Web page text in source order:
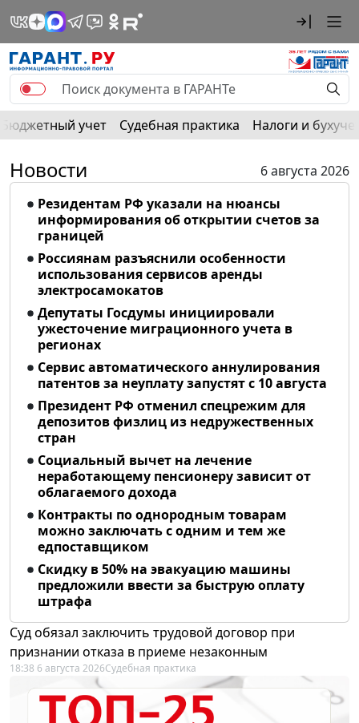
Бюджетный учет Судебная практика Налоги и
Новости
6 августа 2026
Резидентам РФ указали на нюансы
информирования об открытии счетов за
границей
Россиянам разъяснили особенности
использования сервисов аренды
электросамокатов
Депутаты Госдумы инициировали
ужесточение миграционного учета в
регионах
Сервис автоматического аннулирования
патентов за неуплату запустят с 10 августа
Президент РФ отменил спецрежим для
депозитов физлиц из недружественных
стран
Социальный вычет на лечение
неработающему пенсионеру зависит от
облагаемого дохода
Контракты по однородным товарам
можно заключать с одним и тем же
едпоставщиком
Скидку в 50% на эвакуацию машины
предложили ввести за быструю оплату
штрафа
Суд обязал заключить трудовой договор при
признании отказа в приеме незаконным
18:38 6 августа 2026Судебная практика